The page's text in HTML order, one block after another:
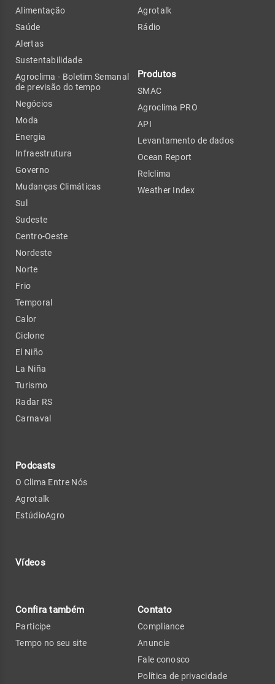
Alimentação
Saúde
Alertas
Sustentabilidade
Agroclima - Boletim Semanal
de previsão do tempo
Negócios
Moda
Energia
Infraestrutura
Governo
Mudanças Climáticas
Sul
Sudeste
Centro-Oeste
Nordeste
Norte
Frio
Temporal
Calor
Ciclone
El Niño
La Niña
Turismo
Radar RS
Carnaval
Podcasts
O Clima Entre Nós
Agrotalk
EstúdioAgro
Vídeos
Agrotalk
Rádio
Produtos
SMAC
Agroclima PRO
API
Levantamento de dados
Ocean Report
Relclima
Weather Index
Confira também
Participe
Tempo no seu site
Contato
Compliance
Anuncie
Fale conosco
Política de privacidade